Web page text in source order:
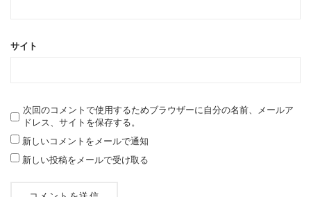
サイト
次回のコメントで使用するためブラウザーに自分の名前、メールア
ドレス、サイトを保存する。
新しいコメントをメールで通知
新しい投稿をメールで受け取る